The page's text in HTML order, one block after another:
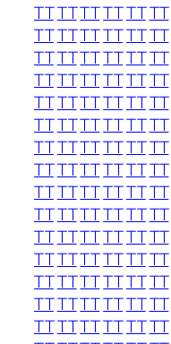
TTTTTTTTTTTT
TTTTTTTTTTTT
TTTTTTTTTTTT
TTTTTTTTTTTT
TTTTTTTTTTTT
TTTTTTTTTTTT
TTTTTTTTTTTT
TTTTTTTTTTTT
TTTTTTTTTTTT
TTTTTTTTTTTT
TTTTTTTTTTTT
TTTTTTTTTTTT
TTTTTTTTTTTT
TTTTTTTTTTTT
TTTTTTTTTTTT